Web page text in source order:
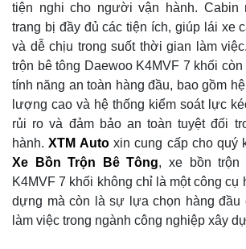
tiện nghi cho người vận hành. Cabin
trang bị đầy đủ các tiện ích, giúp lái xe
và dễ chịu trong suốt thời gian làm
trộn bê tông Daewoo K4MVF 7 khối
tính năng an toàn hàng đầu, bao gồm
lượng cao và hệ thống kiểm soát lực
rủi ro và đảm bảo an toàn tuyệt đối
hành.XTM Autoxin cung cấp cho quý
Xe Bồn Trộn Bê Tông, xe bồn trộn
K4MVF 7 khối không chỉ là một công cụ
dựng mà còn là sự lựa chọn hàng
làm việc trong ngành công nghiệp xây